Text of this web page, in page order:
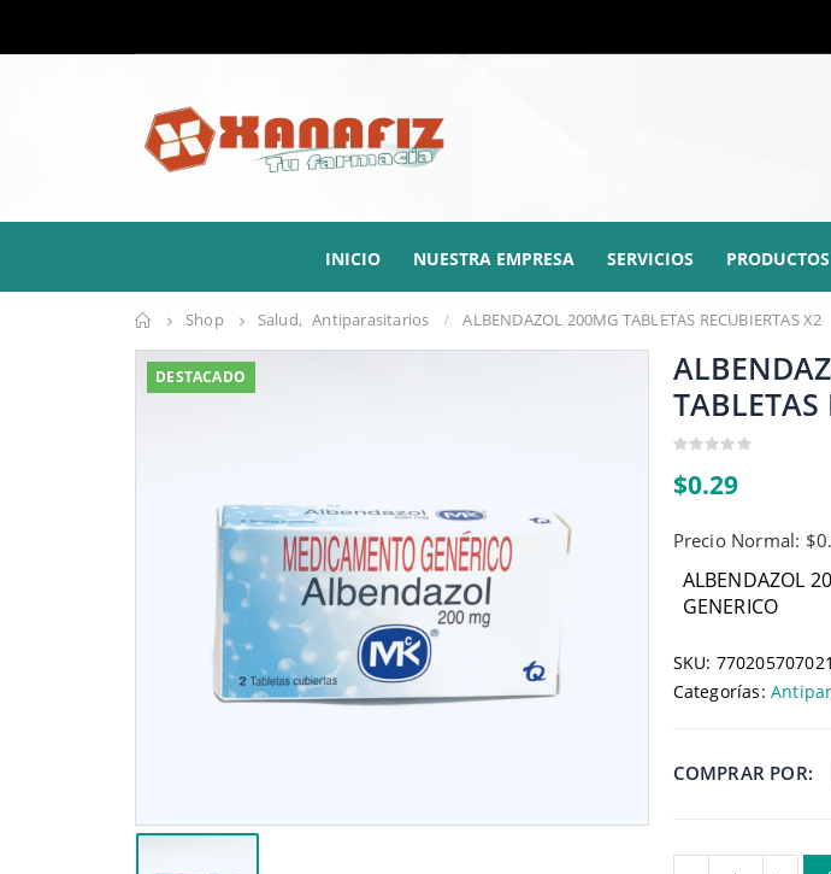
INICIO NUESTRA EMPRESA SERVICIOS PRODUCTOS
Shop Salud, Antiparasitarios ALBENDAZOL 200MG TABLETAS RECUBIERTAS X2
DESTACADO
TABLETAS
out
of
$0.29
Precio Normal:
ALBENDAZOL
GENERICO
SKU:
Categorías:
COMPRAR POR